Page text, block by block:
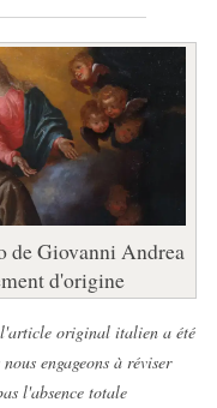
de Giovanni Andrea
d'origine
original italien a été
engageons à réviser
l'absence totale